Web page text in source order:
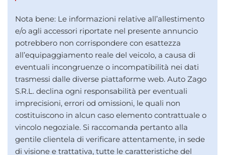
Nota bene: Le informazioni relative all’allestimento
e/o agli accessori riportate nel presente annuncio
potrebbero non corrispondere con esattezza
all’equipaggiamento reale del veicolo, a causa di
eventuali incongruenze o incompatibilità nei dati
trasmessi dalle diverse piattaforme web. Auto Zago
S.R.L. declina ogni responsabilità per eventuali
imprecisioni, errori od omissioni, le quali non
costituiscono in alcun caso elemento contrattuale o
vincolo negoziale. Si raccomanda pertanto alla
gentile clientela di verificare attentamente, in sede
di visione e trattativa, tutte le caratteristiche del